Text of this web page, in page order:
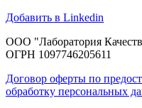
Добавить в Linkedin
ООО "Лаборатория
ОГРН 1097746205611
Договор оферты по
обработку персональных